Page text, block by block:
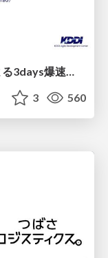
スクラムマスターの観察眼 〜AIによる3days爆速キャッチアップと次の一手〜/The Scrum Master's Insight: Lightning-Fast 3-Day Catch-Up with AI and the Next Move
3 560